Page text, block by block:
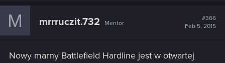
M mrrruczit.732 Mentor
#366
Feb 5, 2015
Nowy marny Battlefield Hardline jest w otwartej